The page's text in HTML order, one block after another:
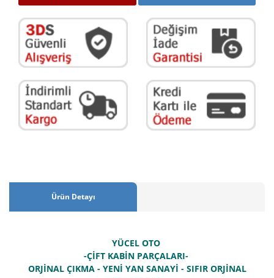
Ürün Detayı
YÜCEL OTO
-ÇİFT KABİN PARÇALARI-
ORJİNAL ÇIKMA - YENİ YAN SANAYİ - SIFIR ORJİNAL